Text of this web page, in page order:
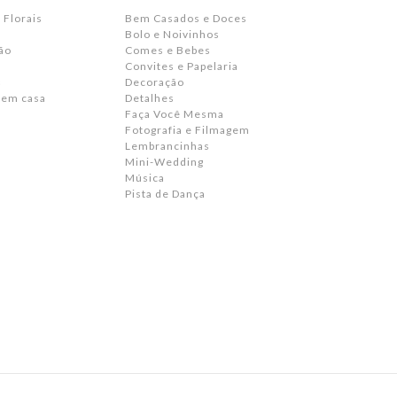
Florais
casa
Bem Casados e Doces
Bolo e Noivinhos
Comes e Bebes
Convites e Papelaria
Decoração
Detalhes
Faça Você Mesma
Fotografia e Filmagem
Lembrancinhas
Mini-Wedding
Música
Pista de Dança